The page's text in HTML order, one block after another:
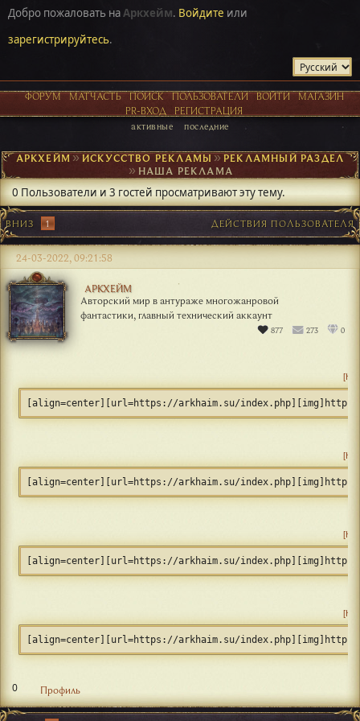
Добро пожаловать наАркхейм. Войдите или
зарегистрируйтесь.
ФОРУМ МАТЧАСТЬ ПОИСК ПОЛЬЗОВАТЕЛИ ВОЙТИ
МАГАЗИН
PR-ВХОД
РЕГИСТРАЦИЯ
активные последние
АРКХЕЙМ►ИСКУССТВО РЕКЛАМЫ►РЕКЛАМНЫЙ РАЗДЕЛ
►НАША РЕКЛАМА
0 Пользователи и 3 гостей просматривают эту тему.
ВНИЗ 1 ДЕЙСТВИЯ ПОЛЬЗОВАТЕЛЯ
АРКХЕЙМ
Авторский мир в антураже многожанровой
фантастики, главный технический аккаунт
877 273 0
24-03-2022, 09:21:58
[align=center][url=https://arkhaim.su/
[align=center][url=https://arkhaim.su/
[align=center][url=https://arkhaim.su/
[align=center][url=https://arkhaim.su/
0 Профиль